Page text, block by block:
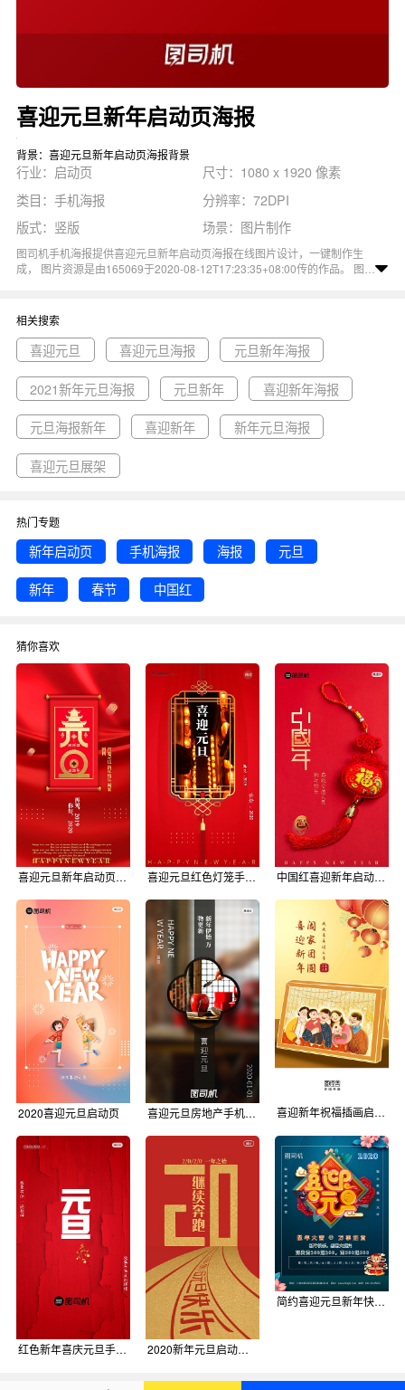
喜迎元旦新年启动页海报
背景：喜迎元旦新年启动页海报背景
行业：启动页
尺寸：1080 x 1920 像素
类目：手机海报
分辨率：72DPI
版式：竖版
场景：图片制作
图司机手机海报提供喜迎元旦新年启动页海报在线图片设计，一键制作生
成， 图片资源是由165069于2020-08-12T17:23:35+08:00传的作品。 图片
题。 主要用于启动页行业，为您推荐与喜迎元旦新年启动页海报相关的专
题喜迎元旦, 喜迎元旦海报, 元旦新年海报等优质图片模板资源。
相关搜索
喜迎元旦 喜迎元旦海报 元旦新年海报
2021新年元旦海报 元旦新年 喜迎新年海报
元旦海报新年 喜迎新年 新年元旦海报
喜迎元旦展架
热门专题
新年启动页 手机海报 海报 元旦
新年 春节 中国红
猜你喜欢
喜迎元旦新年启动页海报 喜迎元旦红色灯笼手机启动页海报 中国红喜迎新年启动页海报
2020喜迎元旦启动页 喜迎元旦房地产手机启动页 喜迎新年祝福插画启动页
红色新年喜庆元旦手机启动页海报 2020新年元旦启动页海报
简约喜迎元旦新年快乐促销宣传海报